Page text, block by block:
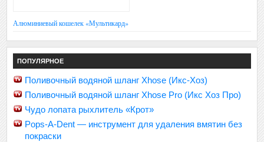
Алюминиевый кошелек «Мультикард»
ПОПУЛЯРНОЕ
Поливочный водяной шланг Xhose (Икс-Хоз)
Поливочный водяной шланг Xhose Pro (Икс Хоз Про)
Чудо лопата рыхлитель «Крот»
Pops-A-Dent — инструмент для удаления вмятин без
покраски